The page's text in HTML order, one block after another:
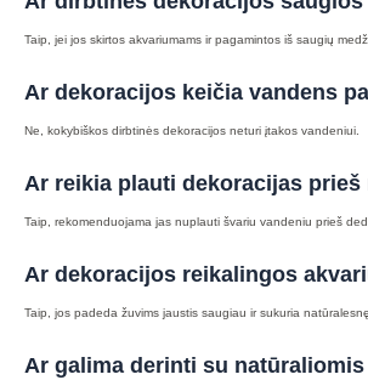
Taip, jei jos skirtos akvariumams ir pagamintos iš saugių
Ar dekoracijos keičia vandens
Ne, kokybiškos dirbtinės dekoracijos neturi įtakos vandeniui.
Ar reikia plauti dekoracijas prieš
Taip, rekomenduojama jas nuplauti švariu vandeniu prieš
Ar dekoracijos reikalingos
Taip, jos padeda žuvims jaustis saugiau ir sukuria
Ar galima derinti su natūraliomis